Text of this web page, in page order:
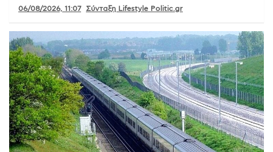
06/08/2026, 11:07 Σύνταξη Lifestyle Politic.gr